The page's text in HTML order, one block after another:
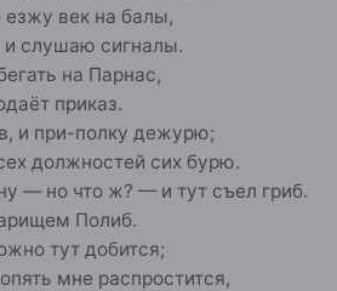
век на балы,
слушаю сигналы.
на Парнас,
приказ.
и при-полку дежурю;
должностей сих бурю.
— но что ж? — и тут съел гриб.
Полиб.
тут добится;
мне распростится,